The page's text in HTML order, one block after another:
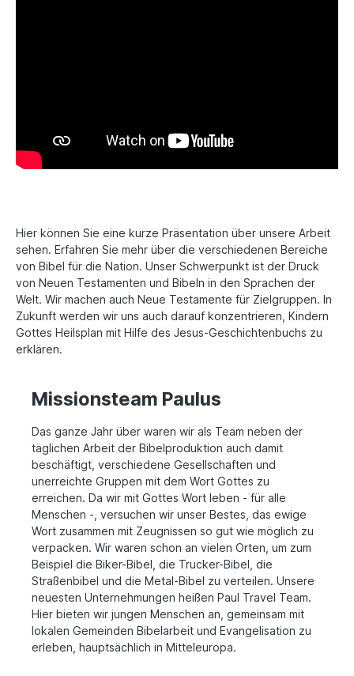
Hier können Sie eine kurze Präsentation über unsere Arbeit
sehen. Erfahren Sie mehr über die verschiedenen Bereiche
von Bibel für die Nation. Unser Schwerpunkt ist der Druck
von Neuen Testamenten und Bibeln in den Sprachen der
Welt. Wir machen auch Neue Testamente für Zielgruppen. In
Zukunft werden wir uns auch darauf konzentrieren, Kindern
Gottes Heilsplan mit Hilfe des Jesus-Geschichtenbuchs zu
erklären.
Missionsteam Paulus
Das ganze Jahr über waren wir als Team neben der
täglichen Arbeit der Bibelproduktion auch damit
beschäftigt, verschiedene Gesellschaften und
unerreichte Gruppen mit dem Wort Gottes zu
erreichen. Da wir mit Gottes Wort leben - für alle
Menschen -, versuchen wir unser Bestes, das ewige
Wort zusammen mit Zeugnissen so gut wie möglich zu
verpacken. Wir waren schon an vielen Orten, um zum
Beispiel die Biker-Bibel, die Trucker-Bibel, die
Straßenbibel und die Metal-Bibel zu verteilen. Unsere
neuesten Unternehmungen heißen Paul Travel Team.
Hier bieten wir jungen Menschen an, gemeinsam mit
lokalen Gemeinden Bibelarbeit und Evangelisation zu
erleben, hauptsächlich in Mitteleuropa.